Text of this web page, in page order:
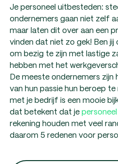
Je personeel uitbesteden:
ondernemers gaan niet zelf
maar laten dit over aan een
vinden dat niet zo gek! Ben
om bezig te zijn met lastige
hebben met het
De meeste ondernemers
van hun passie hun beroep
met je bedrijf is een mooie
dat betekent dat je
rekening houden met veel
daarom 5 redenen voor